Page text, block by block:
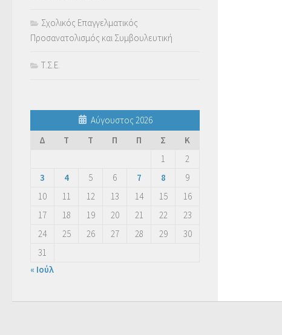
Σχολικός Επαγγελματικός
Προσανατολισμός και Συμβουλευτική
Τ.Σ.Ε.
Αύγουστος 2026
Δ
Τ Τ Π Π Σ
Κ
1
2
3
4 5 6 7 8
9
10
11 12 13 14 15
16
17
18 19 20 21 22
23
24
25 26 27 28 29
30
31
« Ιούλ